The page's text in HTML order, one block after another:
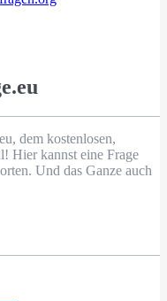
dem kostenlosen,
Hier kannst eine Frage
Und das Ganze auch